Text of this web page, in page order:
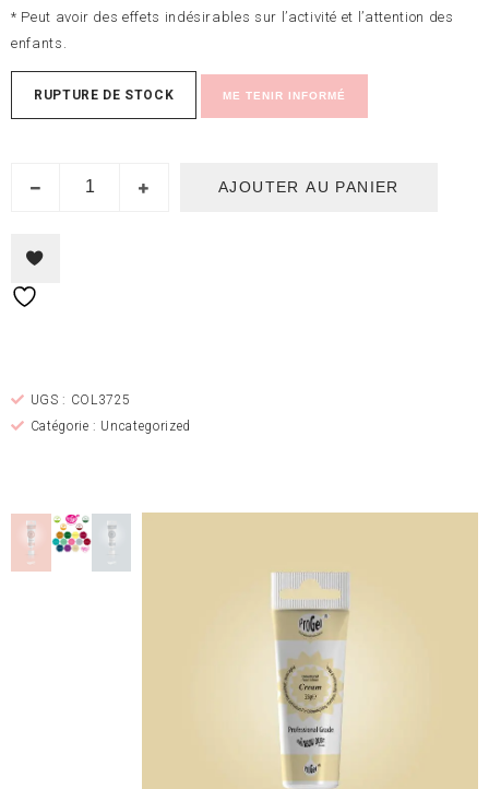
* Peut avoir des effets indésirables sur l’activité et l’attention des
enfants.
RUPTURE DE STOCK
AJOUTER AU PANIER
UGS : COL3725
Catégorie : Uncategorized